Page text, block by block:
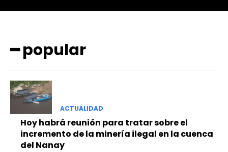
━ Planes
━ popular
ACTUALIDAD
Hoy habrá reunión para tratar sobre el
incremento de la minería ilegal en la cuenca
del Nanay